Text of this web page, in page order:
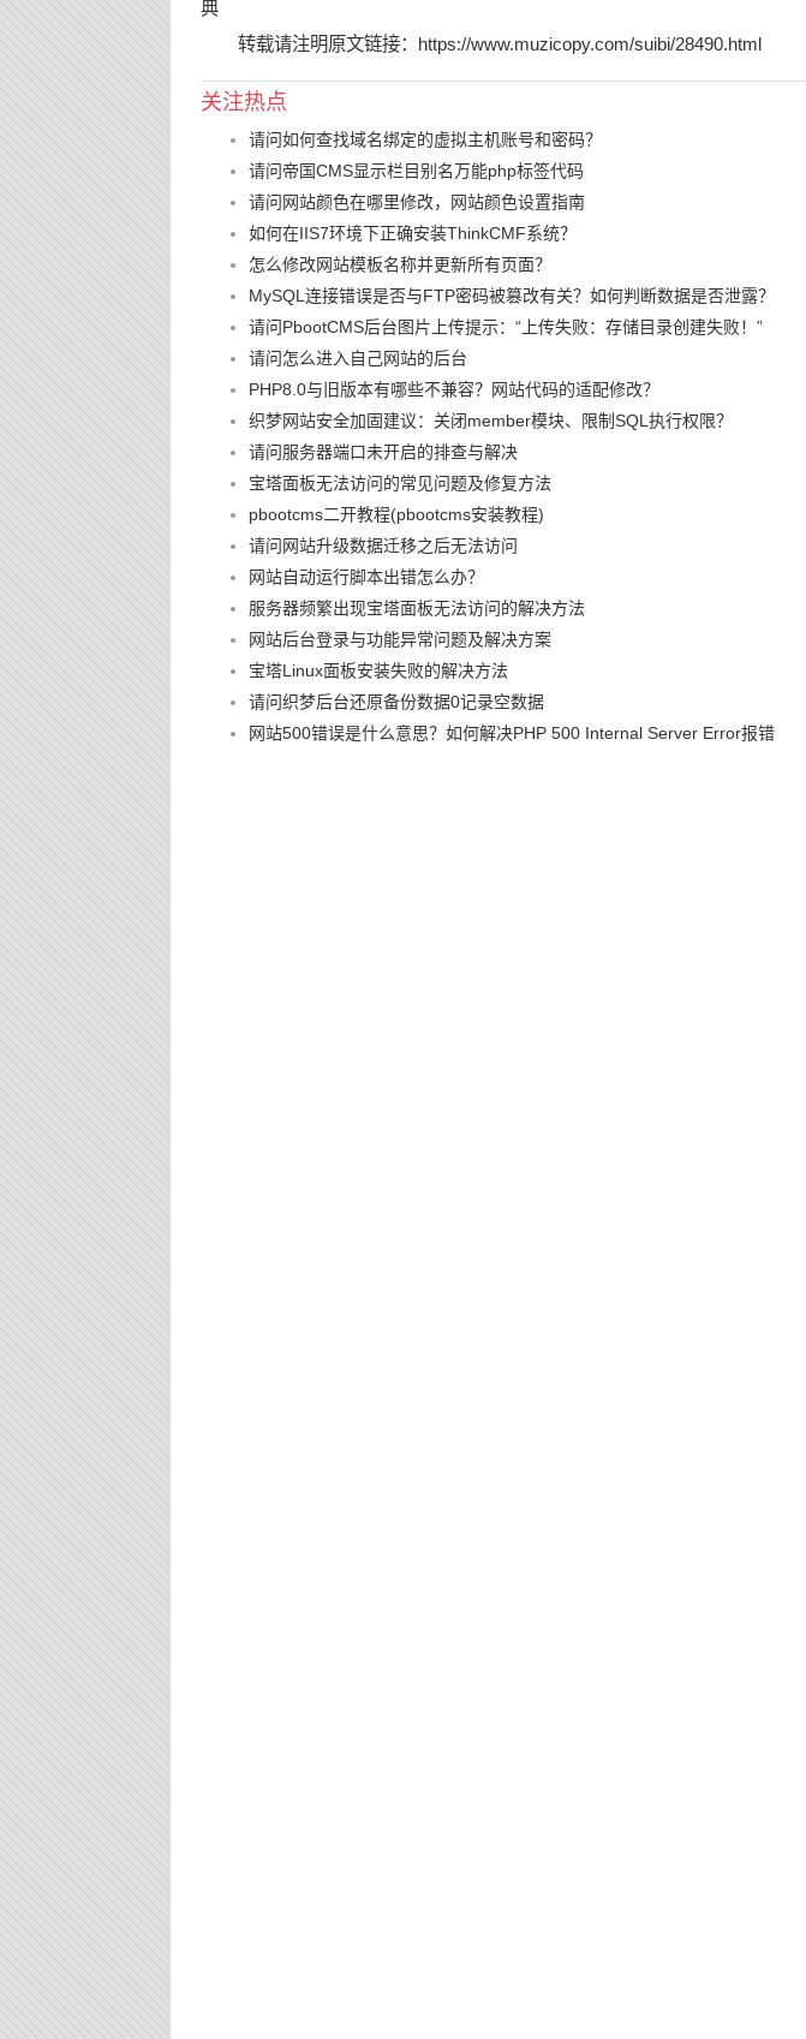
典
转载请注明原文链接：
https://www.muzicopy.com/suibi/28490.html
关注热点
请问如何查找域名绑定的虚拟主机账号和密码？
请问帝国CMS显示栏目别名万能php标签代码
请问网站颜色在哪里修改，网站颜色设置指南
如何在IIS7环境下正确安装ThinkCMF系统？
怎么修改网站模板名称并更新所有页面？
MySQL连接错误是否与FTP密码被篡改有关？如何判断数据是否泄露？
请问PbootCMS后台图片上传提示：“上传失败：存储目录创建失败！”
请问怎么进入自己网站的后台
PHP8.0与旧版本有哪些不兼容？网站代码的适配修改？
织梦网站安全加固建议：关闭member模块、限制SQL执行权限？
请问服务器端口未开启的排查与解决
宝塔面板无法访问的常见问题及修复方法
pbootcms二开教程(pbootcms安装教程)
请问网站升级数据迁移之后无法访问
网站自动运行脚本出错怎么办？
服务器频繁出现宝塔面板无法访问的解决方法
网站后台登录与功能异常问题及解决方案
宝塔Linux面板安装失败的解决方法
请问织梦后台还原备份数据0记录空数据
网站500错误是什么意思？如何解决PHP 500 Internal Server Error报错